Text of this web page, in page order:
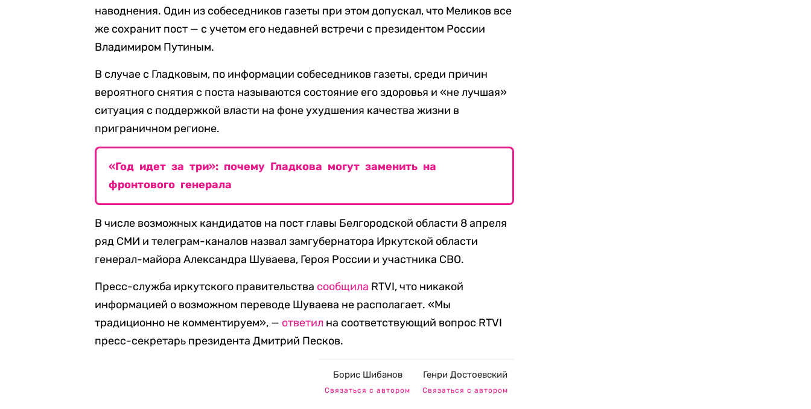
наводнения. Один из собеседников газеты при этом допускал, что Меликов все
же сохранит пост — с учетом его недавней встречи с президентом России
Владимиром Путиным.
В случае с Гладковым, по информации собеседников газеты, среди причин
вероятного снятия с поста называются состояние его здоровья и «не лучшая»
ситуация с поддержкой власти на фоне ухудшения качества жизни в
приграничном регионе.
«Год идет за три»: почему Гладкова могут заменить на
фронтового генерала
В числе возможных кандидатов на пост главы Белгородской области 8 апреля
ряд СМИ и телеграм-каналов назвал замгубернатора Иркутской области
генерал-майора Александра Шуваева, Героя России и участника СВО.
Пресс-служба иркутского правительства сообщила RTVI, что никакой
информацией о возможном переводе Шуваева не располагает. «Мы
традиционно не комментируем», — ответил на соответствующий вопрос RTVI
пресс-секретарь президента Дмитрий Песков.
Борис Шибанов
Связаться с автором
Генри Достоевский
Связаться с автором